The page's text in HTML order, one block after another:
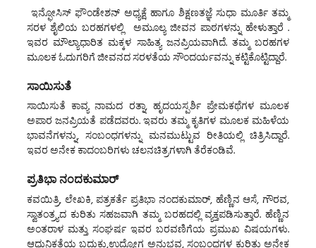
ಇನ್ಫೋಸಿಸ್ ಫೌಂಡೇಶನ್ ಅಧ್ಯಕ್ಷೆ ಹಾಗೂ ಶಿಕ್ಷಣತಜ್ಞೆ ಸುಧಾ ಮೂರ್ತಿ ತಮ್ಮ
ಸರಳ ಶೈಲಿಯ ಬರಹಗಳಲ್ಲಿ ಅಮೂಲ್ಯ ಜೀವನ ಪಾಠಗಳನ್ನು ಹೇಳುತ್ತಾರೆ .
ಇವರ ಮೌಲ್ಯಾಧಾರಿತ ಮಕ್ಕಳ ಸಾಹಿತ್ಯ ಜನಪ್ರಿಯವಾಗಿದೆ. ತಮ್ಮ ಬರಹಗಳ
ಮೂಲಕ ಓದುಗರಿಗೆ ಜೀವನದ ಸರಳತೆಯ ಸೌಂದರ್ಯವನ್ನು ಕಟ್ಟಿಕೊಟ್ಟಿದ್ದಾರೆ.
ಸಾಯಿಸುತೆ
ಸಾಯಿಸುತೆ ಕಾವ್ಯ ನಾಮದ ರತ್ನಾ, ಹೃದಯಸ್ಪರ್ಶಿ ಪ್ರೇಮಕಥೆಗಳ ಮೂಲಕ
ಅಪಾರ ಜನಪ್ರಿಯತೆ ಪಡೆದವರು. ಇವರು ತಮ್ಮ ಕೃತಿಗಳ ಮೂಲಕ ಮಹಿಳೆಯ
ಭಾವನೆಗಳನ್ನು, ಸಂಬಂಧಗಳನ್ನು ಮನಮುಟ್ಟುವ ರೀತಿಯಲ್ಲಿ ಚಿತ್ರಿಸಿದ್ದಾರೆ.
ಇವರ ಅನೇಕ ಕಾದಂಬರಿಗಳು ಚಲನಚಿತ್ರಗಳಾಗಿ ತೆರೆಕಂಡಿವೆ.
ಪ್ರತಿಭಾ ನಂದಕುಮಾರ್
ಕವಯಿತ್ರಿ, ಲೇಖಕಿ, ಪತ್ರಕರ್ತೆ ಪ್ರತಿಭಾ ನಂದಕುಮಾರ್, ಹೆಣ್ಣಿನ ಆಸೆ, ಗೌರವ,
ಸ್ವಾತಂತ್ರ್ಯದ ಕುರಿತು ಸಹಜವಾಗಿ ತಮ್ಮ ಬರಹದಲ್ಲಿ ವ್ಯಕ್ತಪಡಿಸುತ್ತಾರೆ. ಹೆಣ್ಣಿನ
ಅಂತರಾಳ ಮತ್ತು ಸಂಘರ್ಷ ಇವರ ಬರವಣಿಗೆಯ ಪ್ರಮುಖ ವಿಷಯಗಳು.
ಆಧುನಿಕತೆಯ ಬದುಕು,ಉದ್ಯೋಗ ಅನುಭವ, ಸಂಬಂಧಗಳ ಕುರಿತು ಅನೇಕ